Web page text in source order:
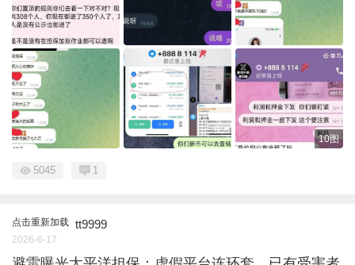
10图
5045 1
点击重新加载 tt9999
2026-6-17